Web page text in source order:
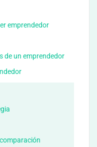
emprendedor
de un emprendedor